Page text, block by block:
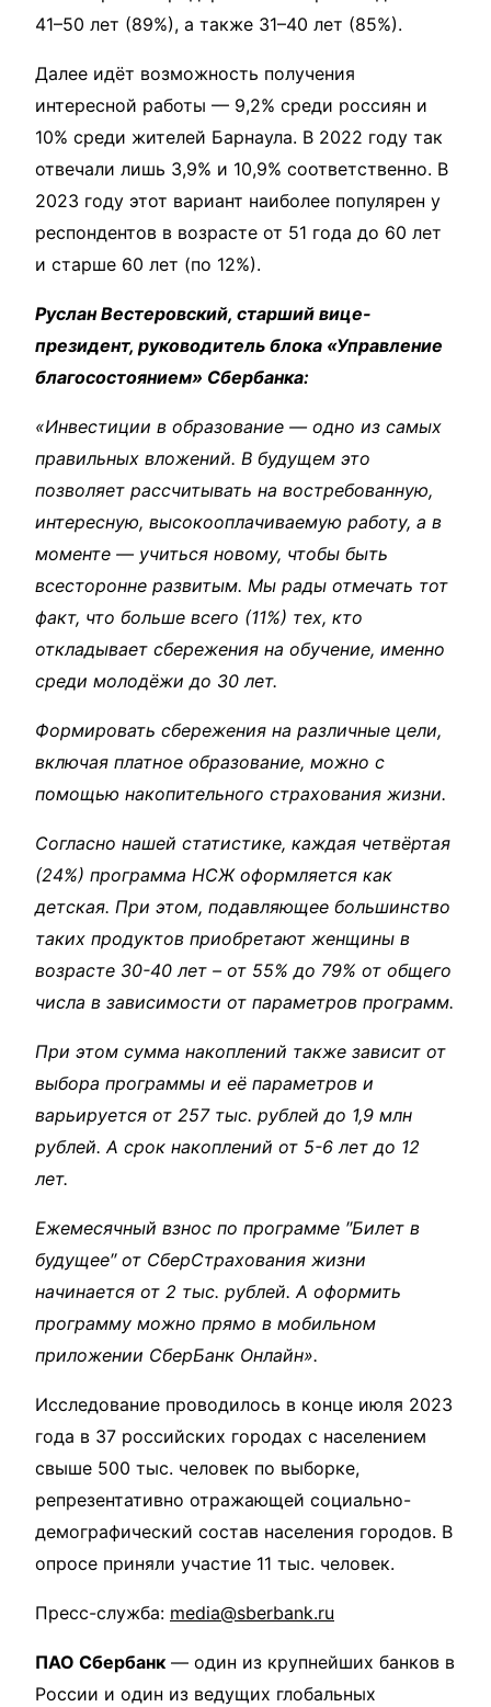
41–50 лет (89%), а также 31–40 лет (85%).
Далее идёт возможность получения
интересной работы — 9,2% среди россиян и
10% среди жителей Барнаула. В 2022 году так
отвечали лишь 3,9% и 10,9% соответственно. В
2023 году этот вариант наиболее популярен у
респондентов в возрасте от 51 года до 60 лет
и старше 60 лет (по 12%).
Руслан Вестеровский, старший вице-
президент, руководитель блока «Управление
благосостоянием» Сбербанка:
«Инвестиции в образование — одно из самых
правильных вложений. В будущем это
позволяет рассчитывать на востребованную,
интересную, высокооплачиваемую работу, а в
моменте — учиться новому, чтобы быть
всесторонне развитым. Мы рады отмечать тот
факт, что больше всего (11%) тех, кто
откладывает сбережения на обучение, именно
среди молодёжи до 30 лет.
Формировать сбережения на различные цели,
включая платное образование, можно с
помощью накопительного страхования жизни.
Согласно нашей статистике, каждая четвёртая
(24%) программа НСЖ оформляется как
детская. При этом, подавляющее большинство
таких продуктов приобретают женщины в
возрасте 30-40 лет – от 55% до 79% от общего
числа в зависимости от параметров программ.
При этом сумма накоплений также зависит от
выбора программы и её параметров и
варьируется от 257 тыс. рублей до 1,9 млн
рублей. А срок накоплений от 5-6 лет до 12
лет.
Ежемесячный взнос по программе ″Билет в
будущее″ от СберСтрахования жизни
начинается от 2 тыс. рублей. А оформить
программу можно прямо в мобильном
приложении СберБанк Онлайн».
Исследование проводилось в конце июля 2023
года в 37 российских городах с населением
свыше 500 тыс. человек по выборке,
репрезентативно отражающей социально-
демографический состав населения городов. В
опросе приняли участие 11 тыс. человек.
Пресс-служба: media@sberbank.ru
ПАО Сбербанк — один из крупнейших банков в
России и один из ведущих глобальных